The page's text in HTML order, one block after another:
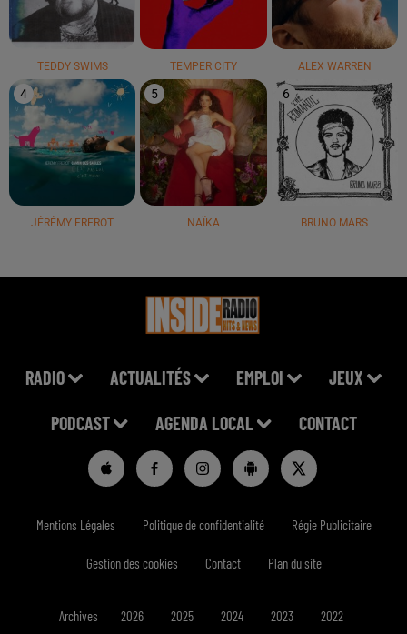
TEDDY SWIMS TEMPER CITY ALEX WARREN
4
JÉRÉMY FREROT
5
NAÏKA
6
BRUNO MARS
RADIO ACTUALITÉS EMPLOI JEUX
PODCAST AGENDA LOCAL CONTACT
Mentions Légales Politique de confidentialité Régie Publicitaire
Gestion des cookies Contact Plan du site
Archives 2026 2025 2024 2023 2022